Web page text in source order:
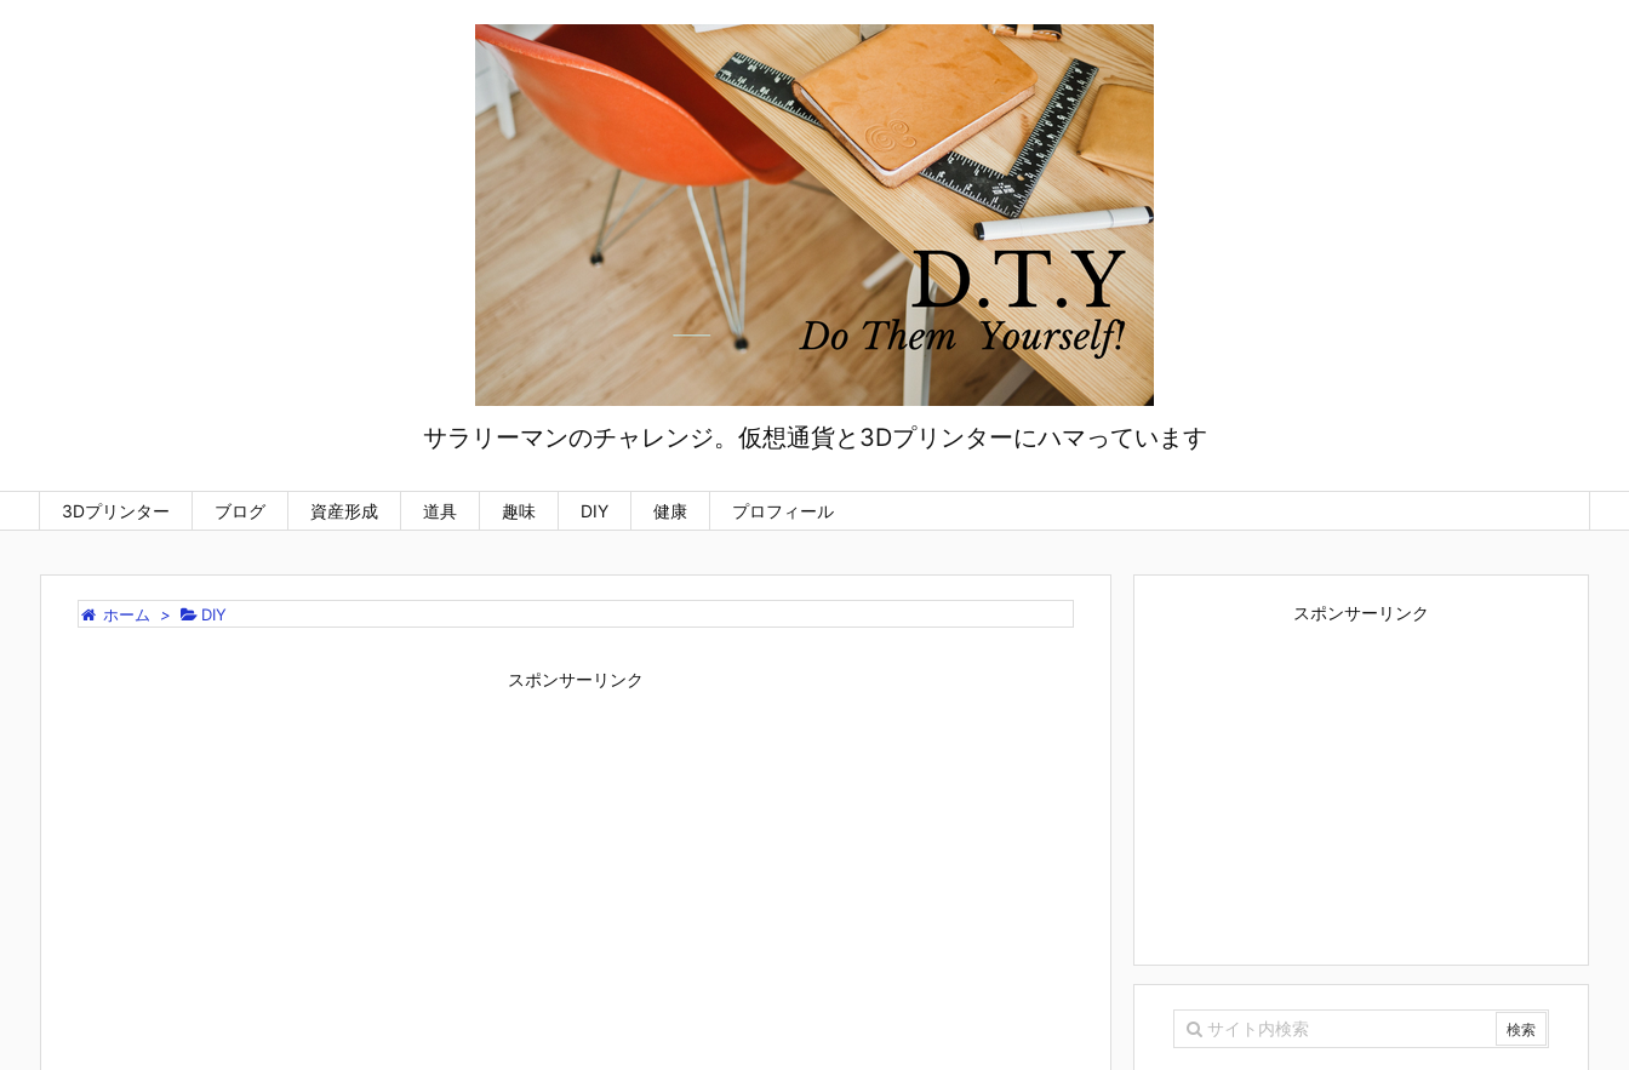
サラリーマンのチャレンジ。仮想通貨と3Dプリンターにハマっています
3Dプリンター ブログ 資産形成 道具 趣味 DIY 健康 プロフィール
ホーム > DIY
スポンサーリンク
スポンサーリンク